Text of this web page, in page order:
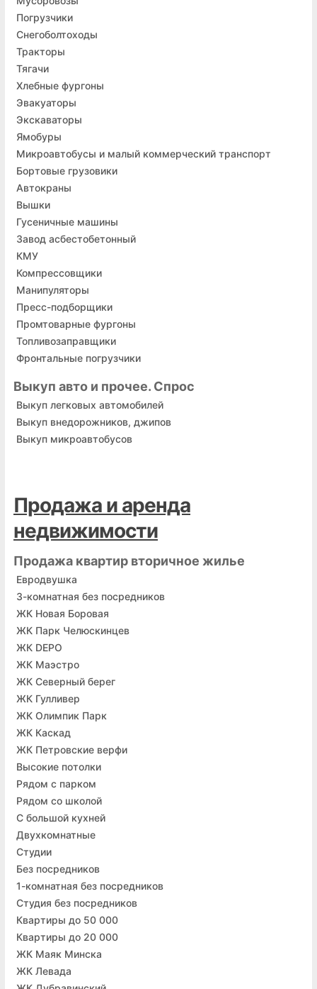
Погрузчики
Снегоболтоходы
Тракторы
Тягачи
Хлебные фургоны
Эвакуаторы
Экскаваторы
Ямобуры
Микроавтобусы и малый коммерческий транспорт
Бортовые грузовики
Автокраны
Вышки
Гусеничные машины
Завод асбестобетонный
КМУ
Компрессовщики
Манипуляторы
Пресс-подборщики
Промтоварные фургоны
Топливозаправщики
Фронтальные погрузчики
Выкуп авто и прочее. Спрос
Выкуп легковых автомобилей
Выкуп внедорожников, джипов
Выкуп микроавтобусов
Продажа и аренда
недвижимости
Продажа квартир вторичное жилье
Евродвушка
3-комнатная без посредников
ЖК Новая Боровая
ЖК Парк Челюскинцев
ЖК DEPO
ЖК Маэстро
ЖК Северный берег
ЖК Гулливер
ЖК Олимпик Парк
ЖК Каскад
ЖК Петровские верфи
Высокие потолки
Рядом с парком
Рядом со школой
С большой кухней
Двухкомнатные
Студии
Без посредников
1-комнатная без посредников
Студия без посредников
Квартиры до 50 000
Квартиры до 20 000
ЖК Маяк Минска
ЖК Левада